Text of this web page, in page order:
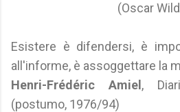
(Oscar
Esistere è difendersi, è
all'informe, è assoggettare la
Henri-Frédéric Amiel ,
(postumo, 1976/94)